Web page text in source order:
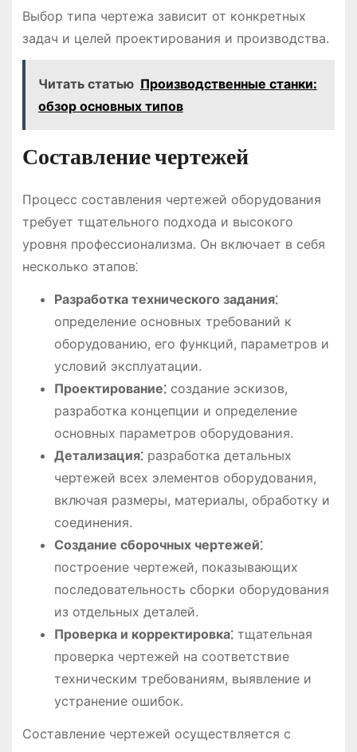
Выбор типа чертежа зависит от конкретных
задач и целей проектирования и производства.
Читать статью Производственные станки:
обзор основных типов
Составление чертежей
Процесс составления чертежей оборудования
требует тщательного подхода и высокого
уровня профессионализма. Он включает в себя
несколько этапов⁚
Разработка технического задания⁚
определение основных требований к
оборудованию, его функций, параметров и
условий эксплуатации.
Проектирование⁚создание эскизов,
разработка концепции и определение
основных параметров оборудования.
Детализация⁚разработка детальных
чертежей всех элементов оборудования,
включая размеры, материалы, обработку и
соединения.
Создание сборочных чертежей⁚
построение чертежей, показывающих
последовательность сборки оборудования
из отдельных деталей.
Проверка и корректировка⁚тщательная
проверка чертежей на соответствие
техническим требованиям, выявление и
устранение ошибок.
Составление чертежей осуществляется с